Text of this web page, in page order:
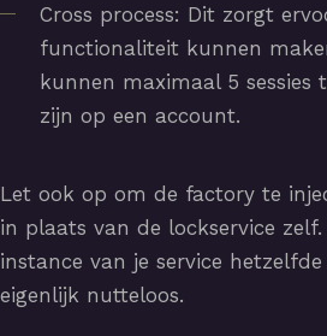
Cross process: Dit zorgt
functionaliteit kunnen
kunnen maximaal 5 sessies
zijn op een account.
Let ook op om de factory te
in plaats van de lockservice
instance van je service
eigenlijk nutteloos.